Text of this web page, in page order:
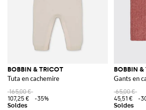
BOBBIN & TRICOT
Tuta en cachemire
165,00 €
107,25 €
-35%
BOBBIN &
Gants en
65,00 €
45,51 €
-